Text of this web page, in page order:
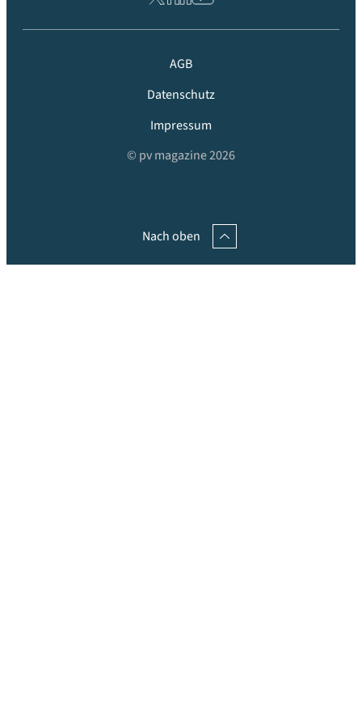
AGB
Datenschutz
Impressum
© pv magazine 2026
Nach oben